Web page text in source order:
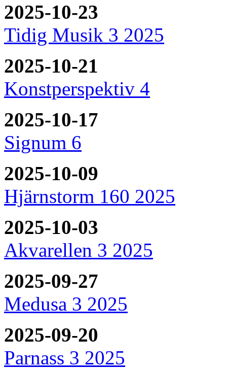
2025-10-23
Tidig Musik 3 2025
2025-10-21
Konstperspektiv 4
2025-10-17
Signum 6
2025-10-09
Hjärnstorm 160 2025
2025-10-03
Akvarellen 3 2025
2025-09-27
Medusa 3 2025
2025-09-20
Parnass 3 2025